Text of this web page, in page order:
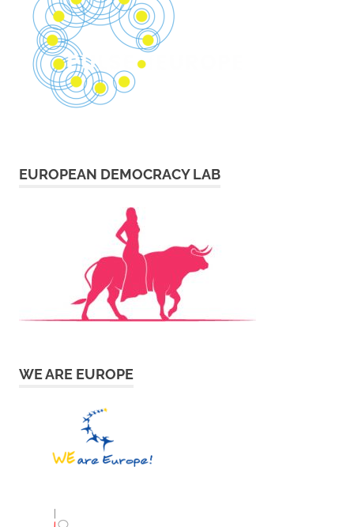
EUROPEAN DEMOCRACY LAB
WE ARE EUROPE